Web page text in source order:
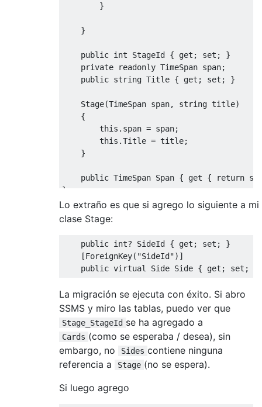
}
}
public int StageId { get ; set ;
}
private
readonly TimeSpan span;
public string Title { get ; set ; }
Stage(TimeSpan span, string title)
{
this . span = span;
this .Title = title;
}
public TimeSpan Span { get { return
}
Lo extraño es que si agrego lo siguiente a mi
clase Stage:
public int? SideId { get ; set ;
}
[ForeignKey( "SideId")]
public virtual Side Side { get ; set ;
La migración se ejecuta con éxito. Si abro
SSMS y miro las tablas, puedo ver que
Stage_StageId se ha agregado a
Cards (como se esperaba / desea), sin
embargo, no
Sides contiene ninguna
referencia a
Stage (no se espera).
Si luego agrego